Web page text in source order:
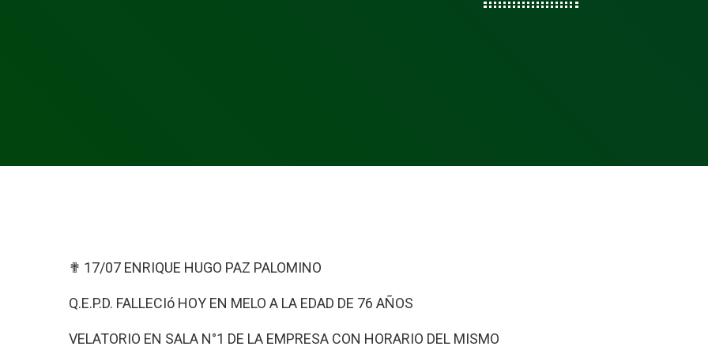
✟ 17/07 ENRIQUE HUGO PAZ PALOMINO
Q.E.P.D. FALLECIó HOY EN MELO A LA EDAD DE 76 AÑOS
VELATORIO EN SALA N°1 DE LA EMPRESA CON HORARIO DEL MISMO